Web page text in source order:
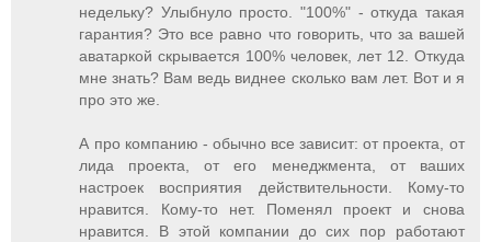
недельку? Улыбнуло просто. "100%" - откуда такая
гарантия? Это все равно что говорить, что за вашей
аватаркой скрывается 100% человек, лет 12. Откуда
мне знать? Вам ведь виднее сколько вам лет. Вот и я
про это же.
А про компанию - обычно все зависит: от проекта, от
лида проекта, от его менеджмента, от ваших
настроек восприятия действительности. Кому-то
нравится. Кому-то нет. Поменял проект и снова
нравится. В этой компании до сих пор работают